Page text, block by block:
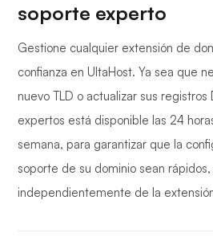
soporte experto
Gestione cualquier extensión de
confianza en UltaHost. Ya sea que
nuevo TLD o actualizar sus
expertos está disponible las 24
semana, para garantizar que la
soporte de su dominio sean
independientemente de la